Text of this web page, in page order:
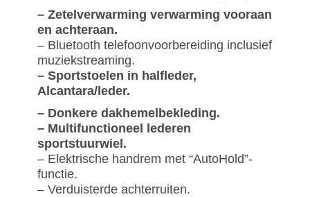
– Zetelverwarming verwarming vooraan
en achteraan.
– Bluetooth telefoonvoorbereiding inclusief
muziekstreaming.
– Sportstoelen in halfleder,
Alcantara/leder.
– Donkere dakhemelbekleding.
– Multifunctioneel lederen
sportstuurwiel.
– Elektrische handrem met “AutoHold”-
functie.
– Verduisterde achterruiten.